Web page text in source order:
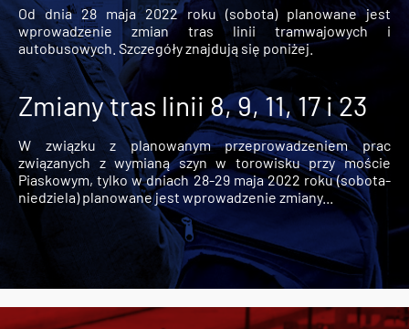
Od dnia 28 maja 2022 roku (sobota) planowane jest
wprowadzenie zmian tras linii tramwajowych i
autobusowych. Szczegóły znajdują się poniżej.
Zmiany tras linii 8, 9, 11, 17 i 23
W związku z planowanym przeprowadzeniem prac
związanych z wymianą szyn w torowisku przy moście
Piaskowym, tylko w dniach 28-29 maja 2022 roku (sobota-
niedziela) planowane jest wprowadzenie zmiany...